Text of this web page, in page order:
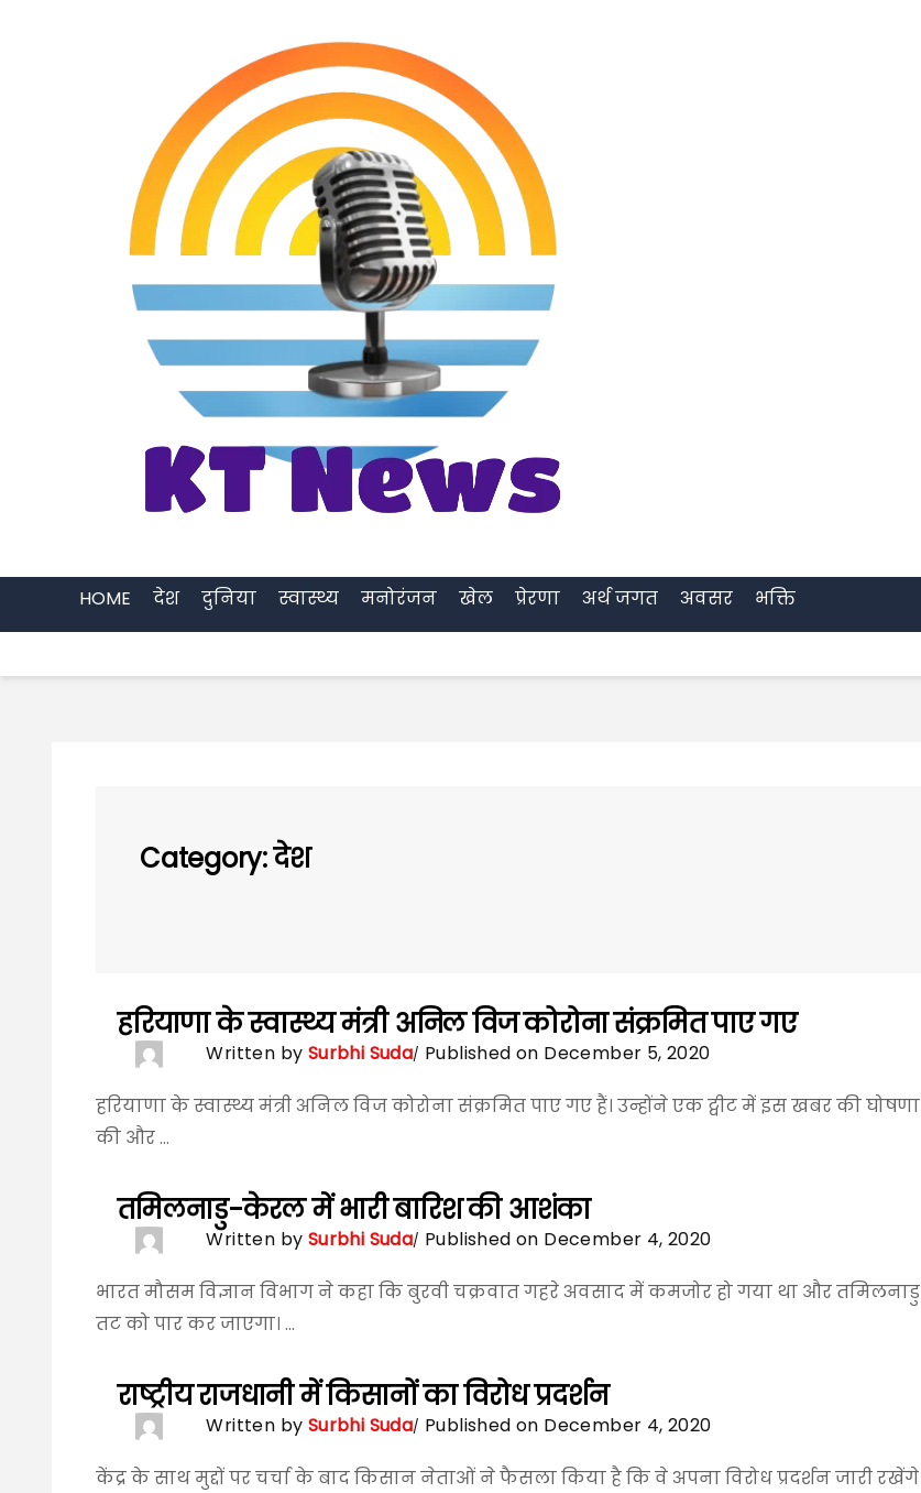
HOME देश दुनिया स्वास्थ्य मनोरंजन खेल प्रेरणा अर्थ जगत अवसर भक्ति
Category:देश
हरियाणा के स्वास्थ्य मंत्री अनिल विज कोरोना संक्रमित पाए गए
Written by Surbhi Suda Published on December 5, 2020
हरियाणा के स्वास्थ्य मंत्री अनिल विज कोरोना संक्रमित पाए गए हैं। उन्होंने एक ट्वीट में इस खबर की घोषणा
की और ...
तमिलनाडु-केरल में भारी बारिश की आशंका
Written by Surbhi Suda Published on December 4, 2020
भारत मौसम विज्ञान विभाग ने कहा कि बुरवी चक्रवात गहरे अवसाद में कमजोर हो गया था और तमिलनाडु
तट को पार कर जाएगा। ...
राष्ट्रीय राजधानी में किसानों का विरोध प्रदर्शन
Written by Surbhi Suda Published on December 4, 2020
केंद्र के साथ मुद्दों पर चर्चा के बाद किसान नेताओं ने फैसला किया है कि वे अपना विरोध प्रदर्शन जारी रखेंगे